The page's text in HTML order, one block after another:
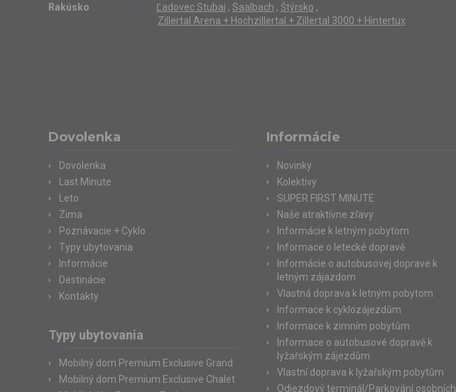
Rakúsko
Ľadovec Stubai , Saalbach , Štýrsko ,
Zillertal Arena + Hochzillertal + Zillertal 3000 + Hintertux
Dovolenka
Dovolenka
Last Minute
Leto
Zima
Poznávacie + Cyklo
Typy ubytovania
Informácie
Destinácie
Kontakty
Typy ubytovania
Mobilný dom Premium Exclusive Grand
Mobilný dom Premium Exclusive Chalet
Informácie
Novinky
Kolektivy
SUPER FIRST MINUTE
Naše atraktívne zľavy
Informácie k letným pobytom
Informace o letecké dopravě
Informácie o autobusovej doprave k
letným zájazdom
Vlastná doprava k letným pobytom
Informace k cyklozájezdům
Informace k zimním pobytům
Informace o autobusové dopravě k
lyžařským zájezdům
Vlastní doprava k lyžařským pobytům
Odjezdový terminál/Parkování osobních